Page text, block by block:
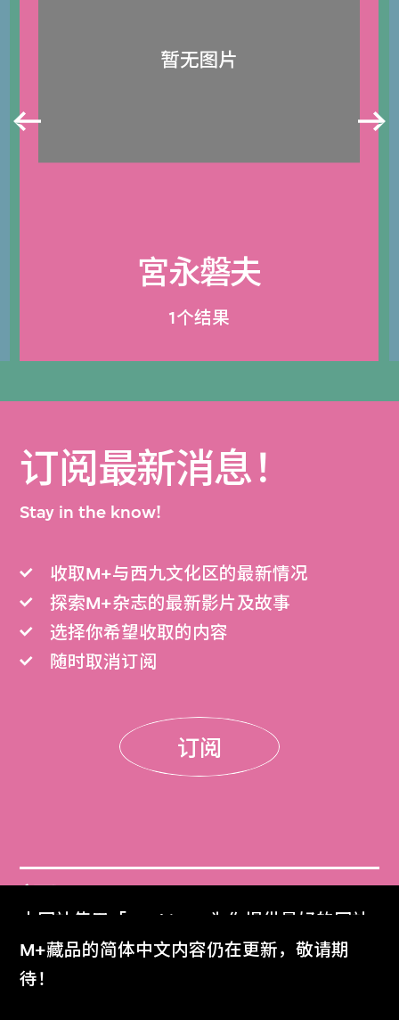
本网站使用「Cookies」为你提供最好的网站
体验。
了解更多
M+藏品的简体中文内容仍在更新，敬请期
待！
宮永磐夫
1个结果
订阅最新消息！
Stay in the know!
收取M+与西九文化区的最新情况
探索M+杂志的最新影片及故事
选择你希望收取的内容
随时取消订阅
订阅
门票
Get Tickets